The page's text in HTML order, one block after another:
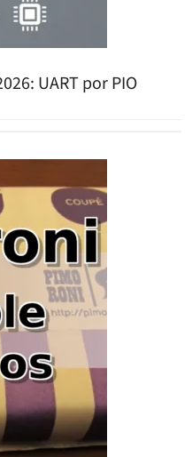
UART por PIO